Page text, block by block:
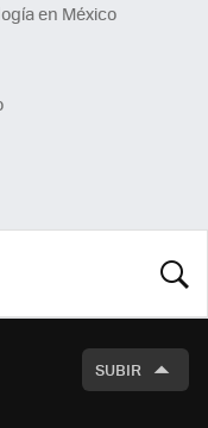
en México
SUBIR